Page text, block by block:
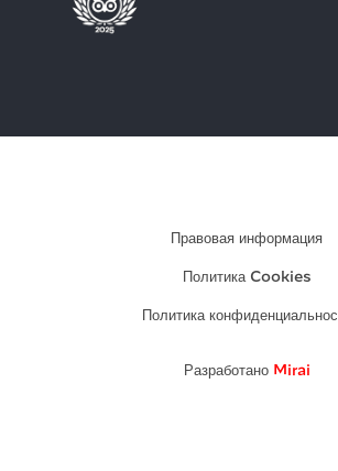
Правовая информация
Политика Cookies
Политика
Разработано Mirai